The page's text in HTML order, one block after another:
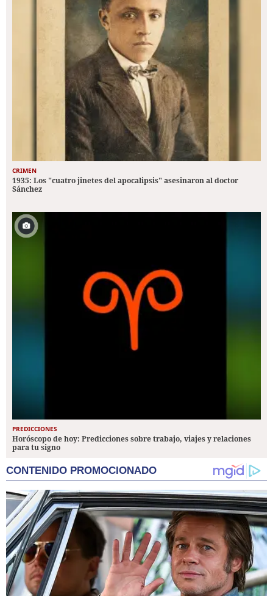
CRIMEN
1935: Los "cuatro jinetes del apocalipsis" asesinaron al doctor
Sánchez
PREDICCIONES
Horóscopo de hoy: Predicciones sobre trabajo, viajes y relaciones
para tu signo
CONTENIDO PROMOCIONADO